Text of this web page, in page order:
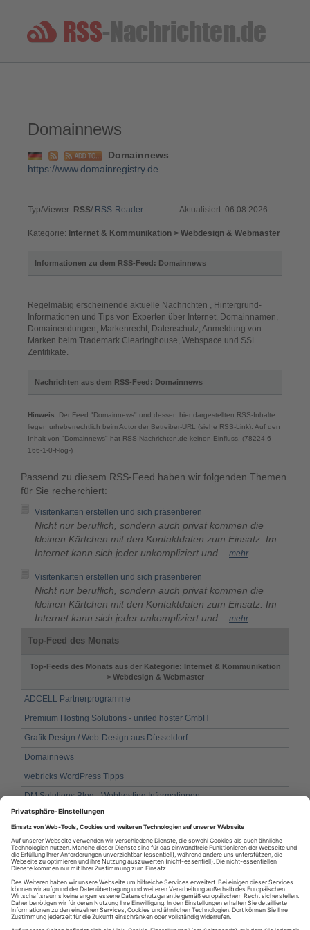
Domainnews
Domainnews
https://www.domainregistry.de
Typ/Viewer: RSS/ RSS-Reader Aktualisiert: 06.08.2026
Kategorie: Internet & Kommunikation > Webdesign & Webmaster
Informationen zu dem RSS-Feed: Domainnews
Regelmäßig erscheinende aktuelle Nachrichten , Hintergrund-
Informationen und Tips von Experten über Internet, Domainnamen,
Domainendungen, Markenrecht, Datenschutz, Anmeldung von
Marken beim Trademark Clearinghouse, Webspace und SSL
Zentifikate.
Nachrichten aus dem RSS-Feed: Domainnews
Hinweis: Der Feed "Domainnews" und dessen hier dargestellten RSS-Inhalte
liegen urheberrechtlich beim Autor der Betreiber-URL (siehe RSS-Link). Auf den
Inhalt von "Domainnews" hat RSS-Nachrichten.de keinen Einfluss. (78224-6-
166-1-0-f-log-)
Passend zu diesem RSS-Feed haben wir folgenden Themen
für Sie recherchiert:
Visitenkarten erstellen und sich präsentieren
Nicht nur beruflich, sondern auch privat kommen die
kleinen Kärtchen mit den Kontaktdaten zum Einsatz. Im
Internet kann sich jeder unkompliziert und .. mehr
Visitenkarten erstellen und sich präsentieren
Nicht nur beruflich, sondern auch privat kommen die
kleinen Kärtchen mit den Kontaktdaten zum Einsatz. Im
Internet kann sich jeder unkompliziert und .. mehr
Top-Feed des Monats
Top-Feeds des Monats aus der Kategorie: Internet & Kommunikation
> Webdesign & Webmaster
ADCELL Partnerprogramme
Premium Hosting Solutions - united hoster GmbH
Grafik Design / Web-Design aus Düsseldorf
Domainnews
webricks WordPress Tipps
DM Solutions Blog - Webhosting Informationen
Jens Meiert - Publikationen
Webdesign Portal - Die Seite für eigene Homepage erstellen
Online Software Zeitung - Aktuelle Trends und digitale Werkzeuge im
Fokus